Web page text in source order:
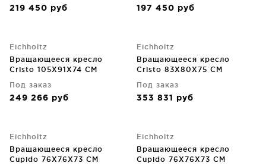
219 450 руб 197 450 руб
Eichholtz
Вращающееся кресло
Cristo 105X91X74 CM
Под заказ
249 266 руб
Eichholtz
Вращающееся кресло
Cristo 83X80X75 CM
Под заказ
353 831 руб
Eichholtz
Вращающееся кресло
Cupido 76X76X73 CM
Eichholtz
Вращающееся кресло
Cupido 76X76X73 CM